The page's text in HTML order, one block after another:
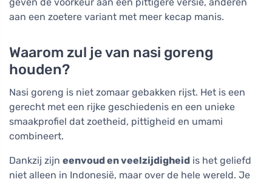
geven de voorkeur aan een pittigere versie, anderen
aan een zoetere variant met meer kecap manis.
Waarom zul je van nasi goreng
houden?
Nasi goreng is niet zomaar gebakken rijst. Het is een
gerecht met een rijke geschiedenis en een unieke
smaakprofiel dat zoetheid, pittigheid en umami
combineert.
Dankzij zijn eenvoud en veelzijdigheid is het geliefd
niet alleen in Indonesië, maar over de hele wereld. Je